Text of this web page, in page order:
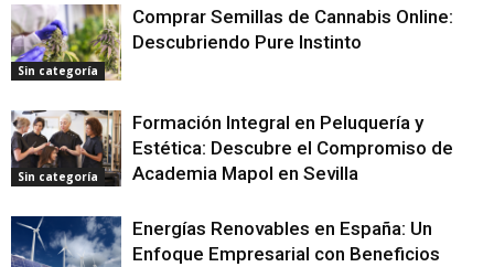
Sin categoría
Comprar Semillas de Cannabis Online:
Descubriendo Pure Instinto
Sin categoría
Formación Integral en Peluquería y
Estética: Descubre el Compromiso de
Academia Mapol en Sevilla
Energías Renovables en España: Un
Enfoque Empresarial con Beneficios